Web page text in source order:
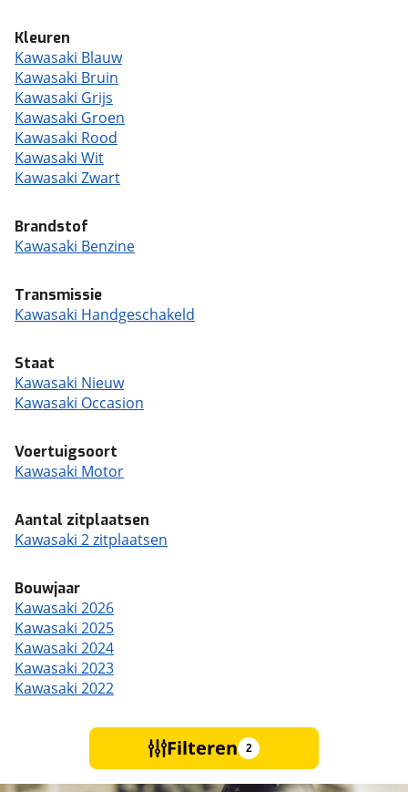
Kleuren
Kawasaki Blauw
Kawasaki Bruin
Kawasaki Grijs
Kawasaki Groen
Kawasaki Rood
Kawasaki Wit
Kawasaki Zwart
Brandstof
Kawasaki Benzine
Transmissie
Kawasaki Handgeschakeld
Staat
Kawasaki Nieuw
Kawasaki Occasion
Voertuigsoort
Kawasaki Motor
Aantal zitplaatsen
Kawasaki 2 zitplaatsen
Bouwjaar
Kawasaki 2026
Kawasaki 2025
Kawasaki 2024
Kawasaki 2023
Kawasaki 2022
Filteren 2